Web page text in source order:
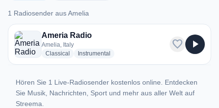
1 Radiosender aus Amelia
1 Radiosender aus Amelia
Ameria Radio
Amelia, Italy
Classical
radio stations
Instrumental
favorite play_arrow
Hören Sie 1 Live-Radiosender kostenlos online. Entdecken
Sie Musik, Nachrichten, Sport und mehr aus aller Welt auf
Streema.